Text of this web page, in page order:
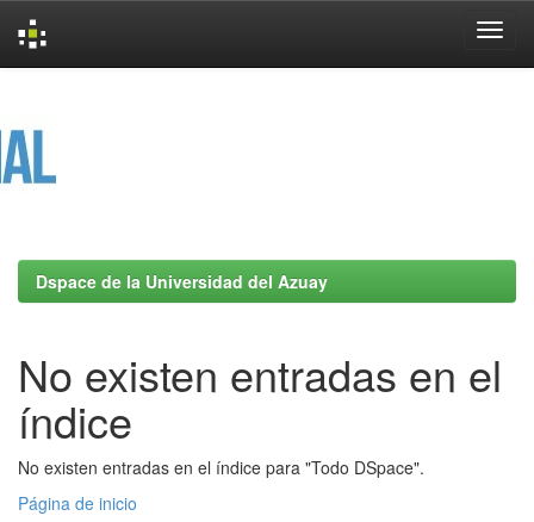
Dspace de la Universidad del Azuay
No existen entradas en el
índice
No existen entradas en el índice para "Todo DSpace".
Página de inicio